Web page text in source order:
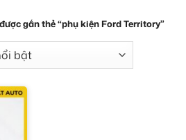
gắn thẻ “phụ kiện Ford Territory”